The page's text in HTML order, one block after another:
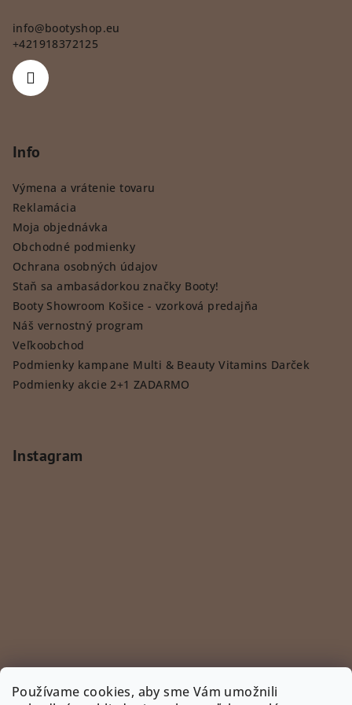
Používame cookies, aby sme Vám umožnili
info@bootyshop.eu
+421918372125
Info
Výmena a vrátenie tovaru
Reklamácia
Moja objednávka
Obchodné podmienky
Ochrana osobných údajov
Staň sa ambasádorkou značky Booty!
Booty Showroom Košice - vzorková predajňa
Náš vernostný program
Veľkoobchod
Podmienky kampane Multi & Beauty Vitamins Darček
Podmienky akcie 2+1 ZADARMO
Instagram